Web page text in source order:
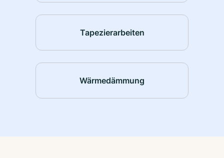
Tapezierarbeiten
Wärmedämmung